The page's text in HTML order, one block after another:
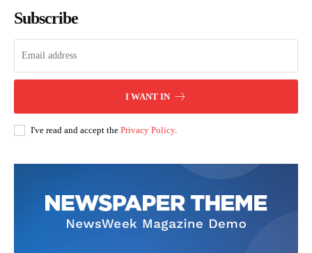
Subscribe
I WANT IN
I've read and accept the Privacy Policy.